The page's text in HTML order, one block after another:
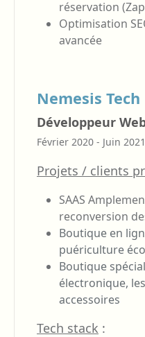
réservation
Optimisation
avancée
Nemesis Tech
Développeur
Février 2020 - Juin 2021
Projets / clients
SAAS
reconversion
Boutique en
puériculture
Boutique
électronique,
accessoires
Tech stack :